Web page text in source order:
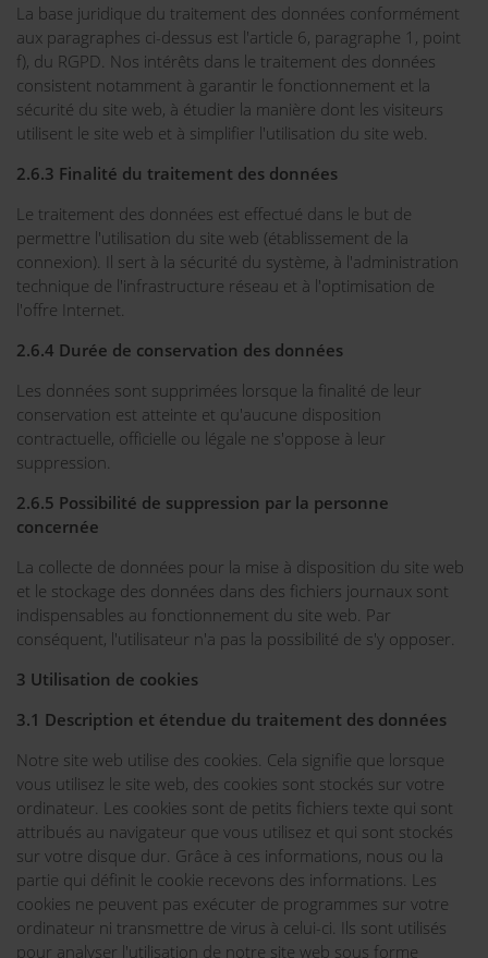
La base juridique du traitement des données conformément
aux paragraphes ci-dessus est l'article 6, paragraphe 1, point
f), du RGPD. Nos intérêts dans le traitement des données
consistent notamment à garantir le fonctionnement et la
sécurité du site web, à étudier la manière dont les visiteurs
utilisent le site web et à simplifier l'utilisation du site web.
2.6.3 Finalité du traitement des données
Le traitement des données est effectué dans le but de
permettre l'utilisation du site web (établissement de la
connexion). Il sert à la sécurité du système, à l'administration
technique de l'infrastructure réseau et à l'optimisation de
l'offre Internet.
2.6.4 Durée de conservation des données
Les données sont supprimées lorsque la finalité de leur
conservation est atteinte et qu'aucune disposition
contractuelle, officielle ou légale ne s'oppose à leur
suppression.
2.6.5 Possibilité de suppression par la personne
concernée
La collecte de données pour la mise à disposition du site web
et le stockage des données dans des fichiers journaux sont
indispensables au fonctionnement du site web. Par
conséquent, l'utilisateur n'a pas la possibilité de s'y opposer.
3 Utilisation de cookies
3.1 Description et étendue du traitement des données
Notre site web utilise des cookies. Cela signifie que lorsque
vous utilisez le site web, des cookies sont stockés sur votre
ordinateur. Les cookies sont de petits fichiers texte qui sont
attribués au navigateur que vous utilisez et qui sont stockés
sur votre disque dur. Grâce à ces informations, nous ou la
partie qui définit le cookie recevons des informations. Les
cookies ne peuvent pas exécuter de programmes sur votre
ordinateur ni transmettre de virus à celui-ci. Ils sont utilisés
pour analyser l'utilisation de notre site web sous forme